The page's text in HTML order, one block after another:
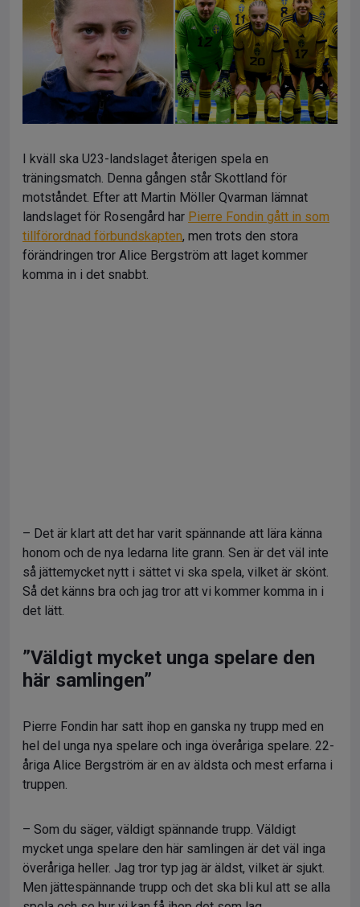
I kväll ska U23-landslaget återigen spela en
träningsmatch. Denna gången står Skottland för
motståndet. Efter att Martin Möller Qvarman lämnat
landslaget för Rosengård har Pierre Fondin gått in som
tillförordnad förbundskapten, men trots den stora
förändringen tror Alice Bergström att laget kommer
komma in i det snabbt.
– Det är klart att det har varit spännande att lära känna
honom och de nya ledarna lite grann. Sen är det väl inte
så jättemycket nytt i sättet vi ska spela, vilket är skönt.
Så det känns bra och jag tror att vi kommer komma in i
det lätt.
”Väldigt mycket unga spelare den
här samlingen”
Pierre Fondin har satt ihop en ganska ny trupp med en
hel del unga nya spelare och inga överåriga spelare. 22-
åriga Alice Bergström är en av äldsta och mest erfarna i
truppen.
– Som du säger, väldigt spännande trupp. Väldigt
mycket unga spelare den här samlingen är det väl inga
överåriga heller. Jag tror typ jag är äldst, vilket är sjukt.
Men jättespännande trupp och det ska bli kul att se alla